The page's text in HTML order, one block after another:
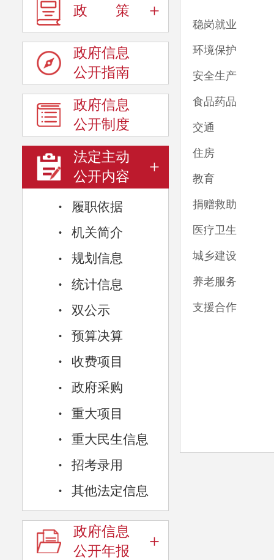
政 策 +
政府信息
公开指南
政府信息
公开制度
法定主动
公开内容
+
· 履职依据
· 机关简介
· 规划信息
· 统计信息
· 双公示
· 预算决算
· 收费项目
· 政府采购
· 重大项目
· 重大民生信息
· 招考录用
· 其他法定信息
政府信息
公开年报
+
稳岗就业
环境保护
安全生产
食品药品
交通
住房
教育
捐赠救助
医疗卫生
城乡建设
养老服务
支援合作